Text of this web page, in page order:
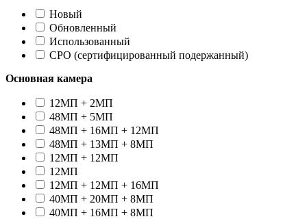
Новый
Oбновленный
Использованный
CPO (сертифицированный подержанный)
Основная камера
12МП + 2МП
48МП + 5МП
48МП + 16МП + 12МП
48МП + 13МП + 8МП
12МП + 12МП
12МП
12МП + 12МП + 16МП
40МП + 20МП + 8МП
40МП + 16МП + 8МП